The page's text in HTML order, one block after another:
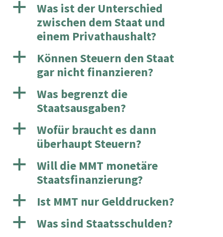
a
Was ist der Unterschied
zwischen dem Staat und
einem Privathaushalt?
a
Können Steuern den Staat
gar nicht finanzieren?
a
Was begrenzt die
Staatsausgaben?
a
Wofür braucht es dann
überhaupt Steuern?
a
Will die MMT monetäre
Staatsfinanzierung?
a Ist MMT nur Gelddrucken?
a Was sind Staatsschulden?